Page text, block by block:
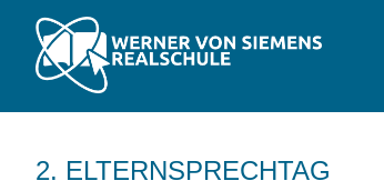
2. ELTERNSPRECHTAG